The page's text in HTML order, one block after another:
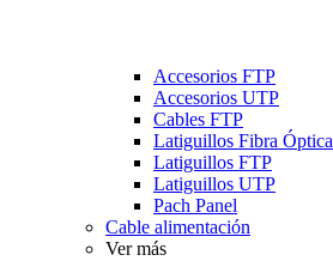
Accesorios FTP
Accesorios UTP
Cables FTP
Latiguillos Fibra Óptica
Latiguillos FTP
Latiguillos UTP
Pach Panel
Cable alimentación
Ver más